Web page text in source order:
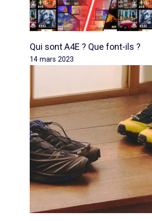
Qui sont A4E ? Que font-ils ?
14 mars 2023